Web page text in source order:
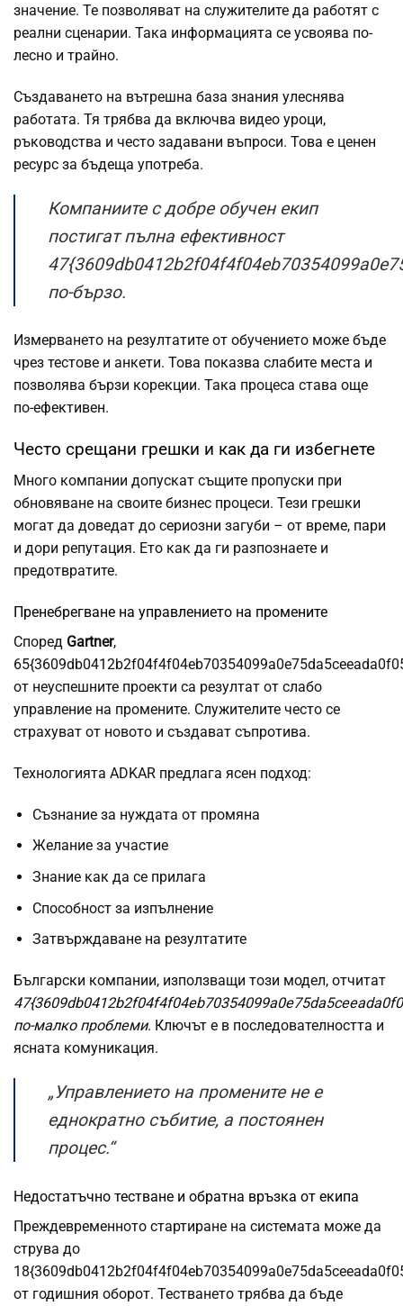
значение. Те позволяват на служителите да работят с
реални сценарии. Така информацията се усвоява по-
лесно и трайно.
Създаването на вътрешна база знания улеснява
работата. Тя трябва да включва видео уроци,
ръководства и често задавани въпроси. Това е ценен
ресурс за бъдеща употреба.
Компаниите с добре обучен екип
постигат пълна ефективност
по-бързо.
Измерването на резултатите от обучението може бъде
чрез тестове и анкети. Това показва слабите места и
позволява бързи корекции. Така процеса става още
по-ефективен.
Често срещани грешки и как да ги избегнете
Много компании допускат същите пропуски при
обновяване на своите бизнес процеси. Тези грешки
могат да доведат до сериозни загуби – от време, пари
и дори репутация. Ето как да ги разпознаете и
предотвратите.
Пренебрегване на управлението на промените
Според Gartner,
от неуспешните проекти са резултат от слабо
управление на промените. Служителите често се
страхуват от новото и създават съпротива.
Технологията ADKAR предлага ясен подход:
Съзнание за нуждата от промяна
Желание за участие
Знание как да се прилага
Способност за изпълнение
Затвърждаване на резултатите
Български компании, използващи този модел, отчитат
по-малко проблеми. Ключът е в последователността и
ясната комуникация.
„Управлението на промените не е
еднократно събитие, а постоянен
процес.“
Недостатъчно тестване и обратна връзка от екипа
Преждевременното стартиране на системата може да
струва до
от годишния оборот. Тестването трябва да бъде